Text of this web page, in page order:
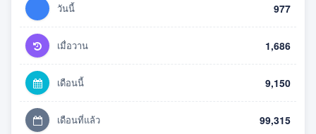
วันนี้ 977
เมื่อวาน 1,686
เดือนนี้ 9,150
เดือนที่แล้ว 99,315